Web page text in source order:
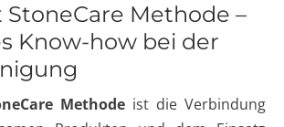
StoneCare Methode –
Know-how bei der
Methode ist die Verbindung